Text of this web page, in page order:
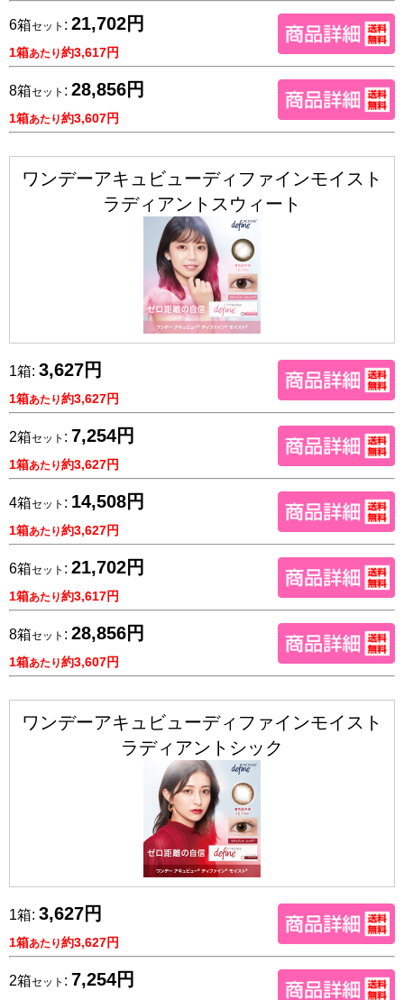
6箱セット : 21,702円
1箱あたり約3,617円
8箱セット : 28,856円
1箱あたり約3,607円
ワンデーアキュビューディファインモイスト
ラディアントスウィート
1箱: 3,627円
1箱あたり約3,627円
2箱セット : 7,254円
1箱あたり約3,627円
4箱セット : 14,508円
1箱あたり約3,627円
6箱セット : 21,702円
1箱あたり約3,617円
8箱セット : 28,856円
1箱あたり約3,607円
ワンデーアキュビューディファインモイスト
ラディアントシック
1箱: 3,627円
1箱あたり約3,627円
2箱セット : 7,254円